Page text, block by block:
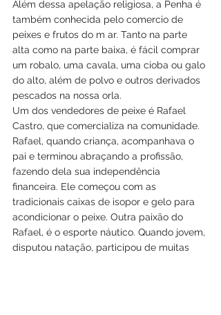
Além dessa apelação religiosa, a Penha é
também conhecida pelo comercio de
peixes e frutos do m ar. Tanto na parte
alta como na parte baixa, é fácil comprar
um robalo, uma cavala, uma cioba ou galo
do alto, além de polvo e outros derivados
pescados na nossa orla.
Um dos vendedores de peixe é Rafael
Castro, que comercializa na comunidade.
Rafael, quando criança, acompanhava o
pai e terminou abraçando a profissão,
fazendo dela sua independência
financeira. Ele começou com as
tradicionais caixas de isopor e gelo para
acondicionar o peixe. Outra paixão do
Rafael, é o esporte náutico. Quando jovem,
disputou natação, participou de muitas